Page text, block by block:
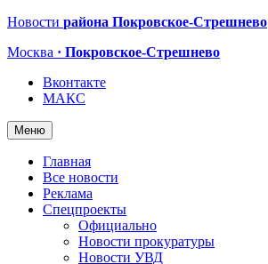
Новости района Покровское-Стрешнево
Москва · Покровское-Стрешнево
Вконтакте
МАКС
Меню
Главная
Все новости
Реклама
Спецпроекты
Официально
Новости прокуратуры
Новости УВД